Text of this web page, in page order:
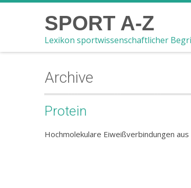
SPORT A-Z
Lexikon sportwissenschaftlicher
Archive
Protein
Hochmolekulare Eiweißverbindungen